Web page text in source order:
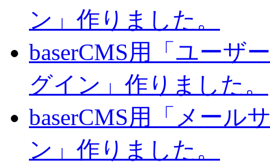
ン」作りました。
baserCMS用「ユーザ
グイン」作りました。
baserCMS用「メール
ン」作りました。